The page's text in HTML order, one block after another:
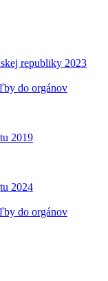
republiky 2023
do orgánov
2019
2024
do orgánov